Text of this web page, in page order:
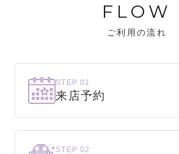
FLOW
ご利用の流れ
STEP 01
来店予約
まずはお気軽にご来店ください。
STEP 02